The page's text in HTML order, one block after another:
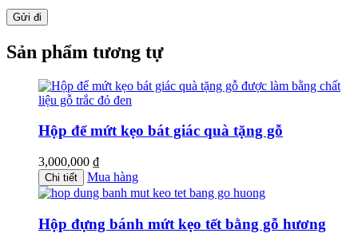
Sản phẩm tương tự
Hộp để mứt kẹo bát giác quà tặng gỗ
3,000,000 ₫
Chi tiết Mua hàng
Hộp đựng bánh mứt kẹo tết bằng gỗ hương